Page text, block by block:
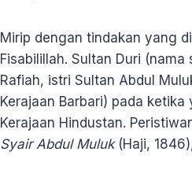
Mirip dengan tindakan yang
Fisabilillah. Sultan Duri
Rafiah, istri Sultan Abdul
Kerajaan Barbari) pada
Kerajaan Hindustan.
Syair Abdul Muluk(Haji,